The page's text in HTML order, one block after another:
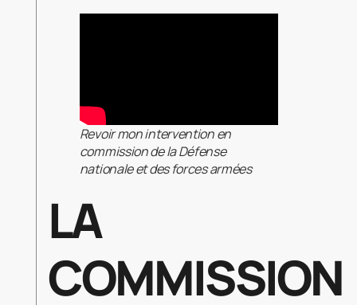
Revoir mon intervention en
commission de la Défense
nationale et des forces armées
LA
COMMISSION